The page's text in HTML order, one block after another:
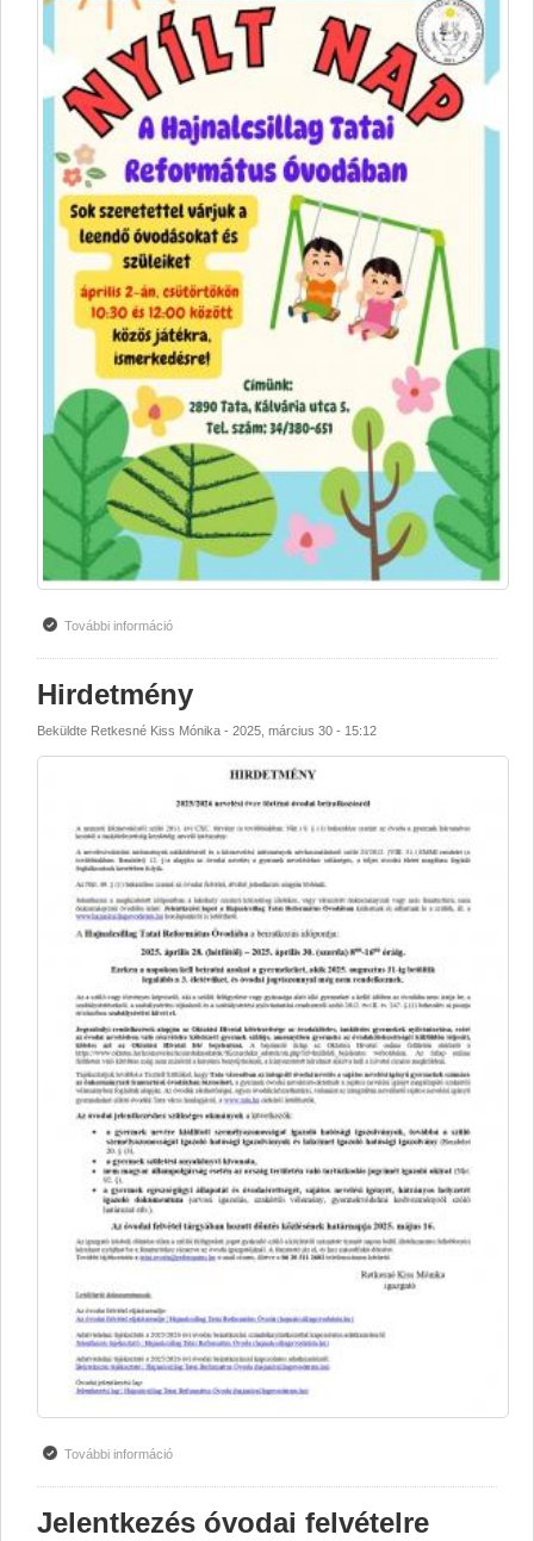
További információNyílt nap - 2026. április 2. tartalommal kapcsolatosan
Hirdetmény
Beküldte Retkesné Kiss Mónika - 2025, március 30 - 15:12
További információHirdetmény tartalommal kapcsolatosan
Jelentkezés óvodai felvételre